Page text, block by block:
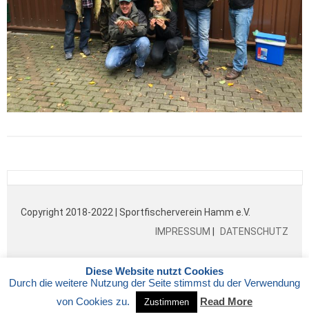
Copyright 2018-2022 | Sportfischerverein Hamm e.V.
IMPRESSUM
DATENSCHUTZ
Diese Website nutzt Cookies
Durch die weitere Nutzung der Seite stimmst du der Verwendung
von Cookies zu.
Zustimmen Read More